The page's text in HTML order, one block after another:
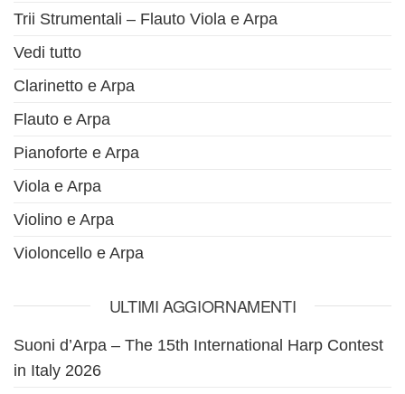
Trii Strumentali – Flauto Viola e Arpa
Vedi tutto
Clarinetto e Arpa
Flauto e Arpa
Pianoforte e Arpa
Viola e Arpa
Violino e Arpa
Violoncello e Arpa
ULTIMI AGGIORNAMENTI
Suoni d’Arpa – The 15th International Harp Contest
in Italy 2026